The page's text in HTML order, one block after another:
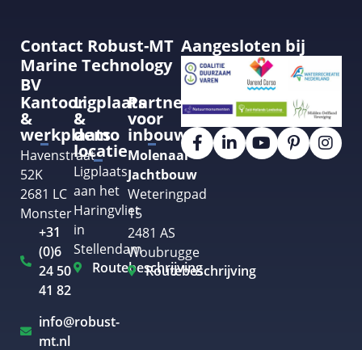
Contact Robust-MT
Marine Technology
BV
Kantoor
&
werkplaats
Havenstraat
52K
2681 LC
Monster
+31
(0)6
24 50
41 82
info@robust-
mt.nl
Ligplaats
&
demo
locatie
Ligplaats
aan het
Haringvliet
in
Stellendam
Routebeschrijving
Partner
voor
inbouw
Molenaar
Jachtbouw
Weteringpad
15
2481 AS
Woubrugge
Routebeschrijving
Aangesloten bij